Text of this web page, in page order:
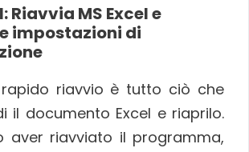
Riavvia MS Excel e
impostazioni di
riavvio è tutto ciò che
il documento Excel e riaprilo.
aver riavviato il programma,